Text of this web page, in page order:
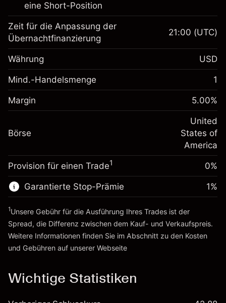
Margin. Ihre Investition
$1,000.00
Anpassung der
Übernachtfinanzierung
fremdfinanzierten
(-$4.30)
~$20,000.00
Zur Plattform
eine Short-Position
Margin. Ihre Investition
$1,000.00
Anpassung der
-0.000738
%
(-$0.15)
Positionsgröße mit Hebelwirkung
~$20,000.00
Geld aus Hebelwirkung ~ $
Zur Plattform
Zeit für die Anpassung der
Übernachtfinanzierung
21:00 (UTC)
Währung USD
Mind.-Handelsmenge 1
Margin 5.00%
Börse
United
States of
America
Provision für einen Trade1 0%
Garantierte Stop-Prämie 1%
1Unsere Gebühr für die Ausführung Ihres Trades ist der
Spread, die Differenz zwischen dem Kauf- und Verkaufspreis.
Weitere Informationen finden Sie im Abschnitt zu den Kosten
und Gebühren auf unserer Webseite
Wichtige Statistiken